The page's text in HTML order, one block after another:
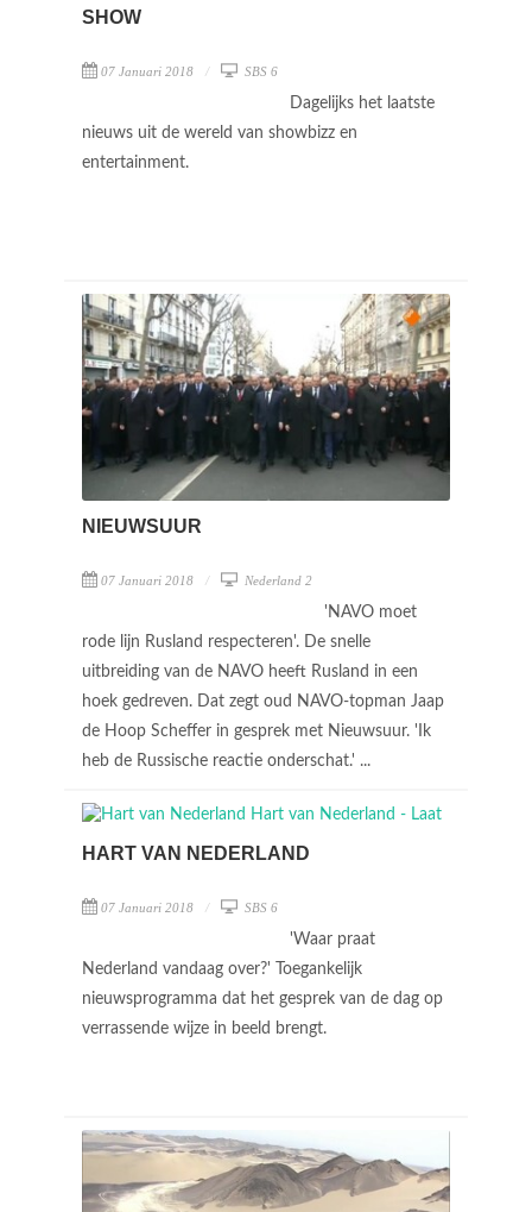
SHOW
07 Januari 2018 SBS 6
Dagelijks het laatste
nieuws uit de wereld van showbizz en
entertainment.
NIEUWSUUR
07 Januari 2018 Nederland 2
'NAVO moet
rode lijn Rusland respecteren'. De snelle
uitbreiding van de NAVO heeft Rusland in een
hoek gedreven. Dat zegt oud NAVO-topman Jaap
de Hoop Scheffer in gesprek met Nieuwsuur. 'Ik
heb de Russische reactie onderschat.' ...
HART VAN NEDERLAND
07 Januari 2018 SBS 6
'Waar praat
Nederland vandaag over?' Toegankelijk
nieuwsprogramma dat het gesprek van de dag op
verrassende wijze in beeld brengt.